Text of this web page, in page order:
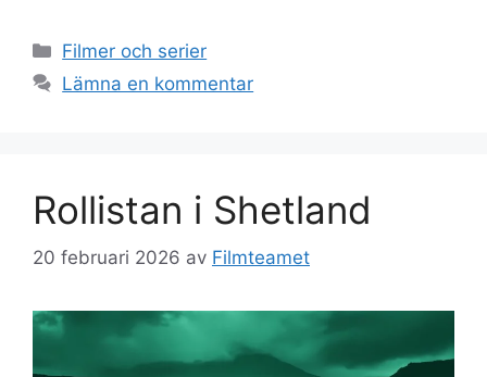
Kategorier
Filmer och serier
Lämna en kommentar
Rollistan i Shetland
20 februari 2026 av Filmteamet